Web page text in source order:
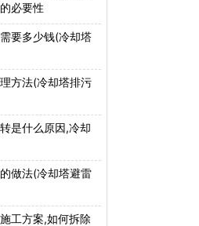
必要性
要多少钱(冷却塔
方法(冷却塔排污
是什么原因,冷却
做法(冷却塔避雷
工方案,如何拆除